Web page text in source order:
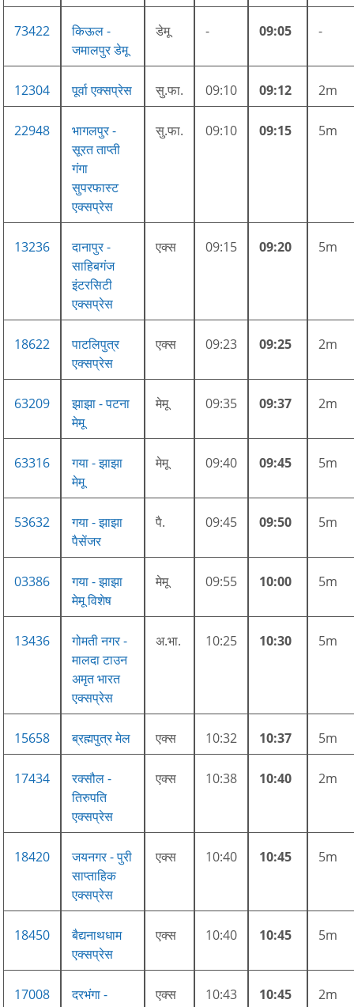
73422
किऊल -
जमालपुर डेमू
डेमू - 09:05 -
12304 पूर्वा एक्सप्रेस सु.फा. 09:10 09:12 2m
22948
भागलपुर -
सूरत ताप्ती
गंगा
सुपरफास्ट
एक्सप्रेस
सु.फा. 09:10 09:15 5m
13236
दानापुर -
साहिबगंज
इंटरसिटी
एक्सप्रेस
एक्स 09:15 09:20 5m
18622
पाटलिपुत्र
एक्सप्रेस
एक्स 09:23 09:25 2m
63209
झाझा - पटना
मेमू
मेमू 09:35 09:37 2m
63316
गया - झाझा
मेमू
मेमू 09:40 09:45 5m
53632
गया - झाझा
पैसेंजर
पै. 09:45 09:50 5m
03386
गया - झाझा
मेमू विशेष
मेमू 09:55 10:00 5m
13436
गोमती नगर -
मालदा टाउन
अमृत भारत
एक्सप्रेस
अ.भा. 10:25 10:30 5m
15658 ब्रह्मपुत्र मेल एक्स 10:32 10:37 5m
17434
रक्सौल -
तिरुपति
एक्सप्रेस
एक्स 10:38 10:40 2m
18420
जयनगर - पुरी
साप्ताहिक
एक्सप्रेस
एक्स 10:40 10:45 5m
18450
बैद्यनाथधाम
एक्सप्रेस
एक्स 10:40 10:45 5m
17008
दरभंगा -
एक्स 10:43 10:45 2m